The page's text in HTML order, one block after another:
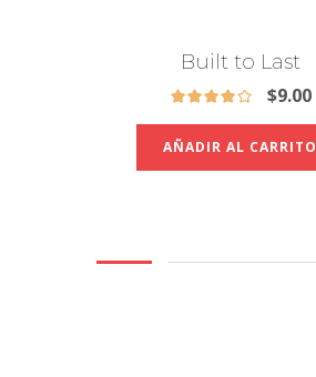
Built to Last
$9.00
AÑADIR AL CARRITO